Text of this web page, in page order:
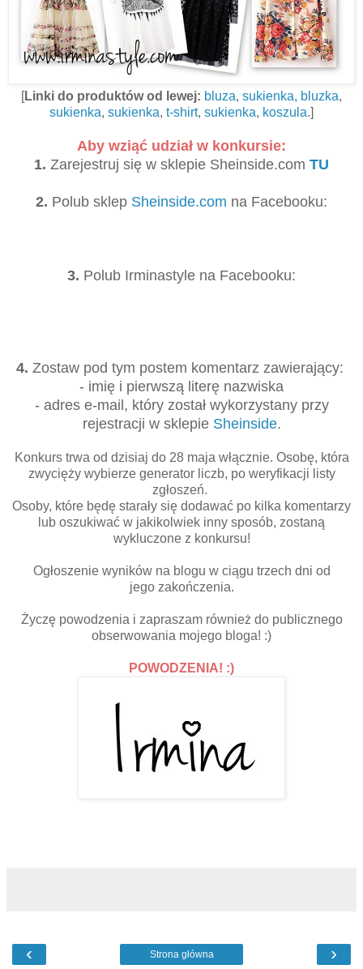
[Linki do produktów od lewej: bluza, sukienka, bluzka,
sukienka, sukienka, t-shirt, sukienka, koszula.]
Aby wziąć udział w konkursie:
1. Zarejestruj się w sklepie Sheinside.com TU
2. Polub sklep Sheinside.com na Facebooku:
3. Polub Irminastyle na Facebooku:
4. Zostaw pod tym postem komentarz zawierający:
- imię i pierwszą literę nazwiska
- adres e-mail, który został wykorzystany przy
rejestracji w sklepie Sheinside.
Konkurs trwa od dzisiaj do 28 maja włącznie. Osobę, która
zwycięży wybierze generator liczb, po weryfikacji listy
zgłoszeń.
Osoby, które będę starały się dodawać po kilka komentarzy
lub oszukiwać w jakikolwiek inny sposób, zostaną
wykluczone z konkursu!
Ogłoszenie wyników na blogu w ciągu trzech dni od
jego zakończenia.
Życzę powodzenia i zapraszam również do publicznego
obserwowania mojego bloga! :)
POWODZENIA! :)
‹ ›
Strona główna